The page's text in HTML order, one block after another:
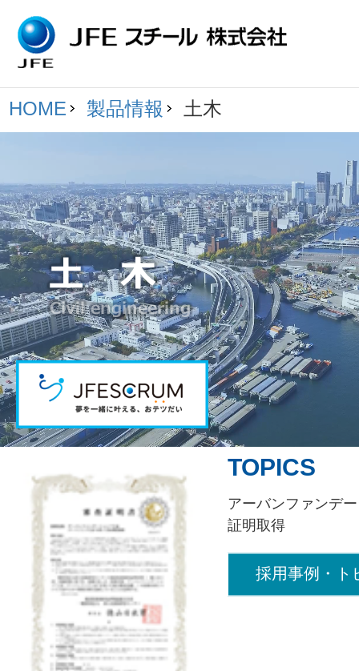
HOME 製品情報 土木
TOPICS
アーバンファンデ
証明取得
採用事例・